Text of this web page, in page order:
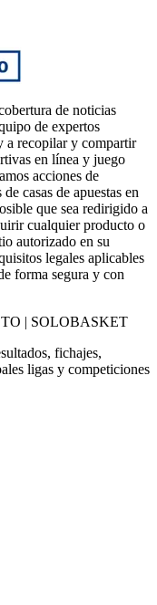
de noticias
de expertos
a recopilar y compartir
en línea y juego
acciones de
casas de apuestas en
que sea redirigido a
cualquier producto o
autorizado en su
legales aplicables
forma segura y con
| SOLOBASKET
fichajes,
ligas y competiciones